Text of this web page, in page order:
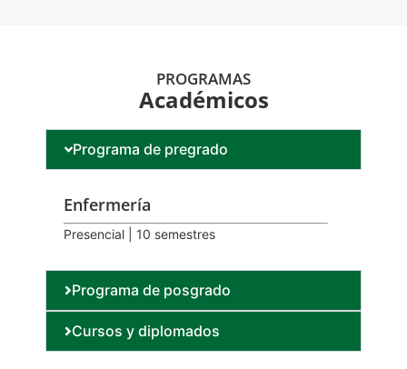
PROGRAMAS
Académicos
Programa de pregrado
Enfermería
Presencial | 10 semestres
Programa de posgrado
Cursos y diplomados